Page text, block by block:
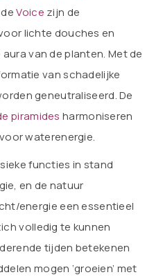
deVoice zijn de
lichte douches en
van de planten. Met de
van schadelijke
geneutraliseerd. De
piramides harmoniseren
waterenergie.
functies in stand
en de natuur
energie een essentieel
volledig te kunnen
tijden betekenen
mogen ‘groeien’ met